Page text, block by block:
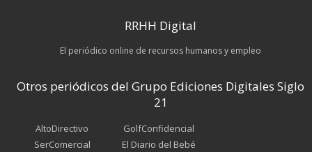
RRHH Digital
El periódico online de recursos humanos y empleo
Otros periódicos del Grupo Ediciones Digitales Siglo
21
AltoDirectivo
SerComercial
GolfConfidencial
El Diario del Bebé